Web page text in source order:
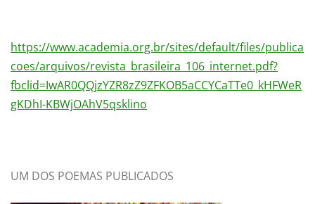
https://www.academia.org.br/sites/default/files/publica
coes/arquivos/revista_brasileira_106_internet.pdf?
fbclid=IwAR0QQjzYZR8zZ9ZFKOB5aCCYCaTTe0_kHFWeR
gKDhI-KBWjOAhV5qsklino
UM DOS POEMAS PUBLICADOS